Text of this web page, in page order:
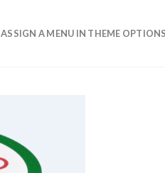
ASSIGN A MENU IN THEME